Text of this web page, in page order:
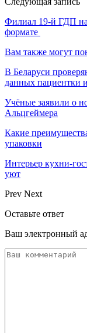
Филиал 19-й ГДП
формате
Вам также могут
В Беларуси
данных пациентки
Учёные заявили о
Альцгеймера
Какие
упаковки
Интерьер кухни-
уют
Prev Next
Оставьте ответ
Ваш электронный